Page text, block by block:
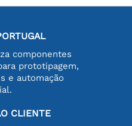
componentes
prototipagem,
e automação
CLIENTE